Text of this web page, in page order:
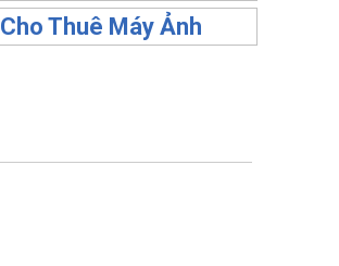
Cho Thuê Máy Ảnh